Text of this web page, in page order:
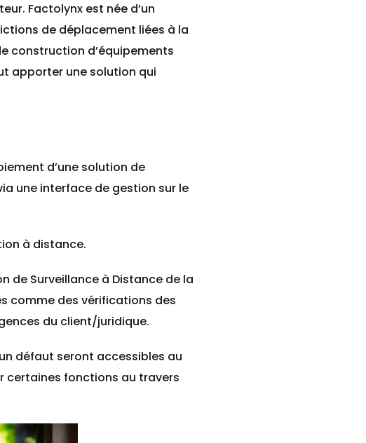
Factolynx est née d’un
de déplacement liées à la
construction d’équipements
apporter une solution qui
d’une solution de
une interface de gestion sur le
à distance.
de Surveillance à Distance de la
comme des vérifications des
du client/juridique.
défaut seront accessibles au
certaines fonctions au travers